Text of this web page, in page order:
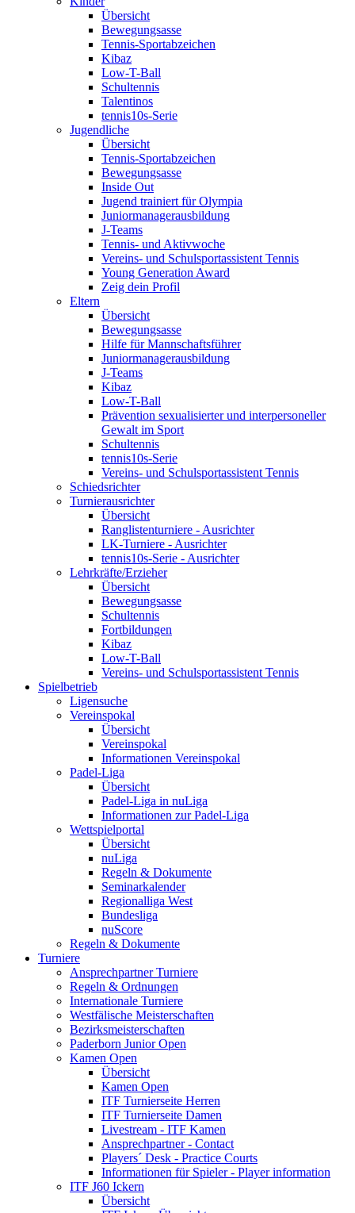
Übersicht
Bewegungsasse
Tennis-Sportabzeichen
Kibaz
Low-T-Ball
Schultennis
Talentinos
tennis10s-Serie
Jugendliche
Übersicht
Tennis-Sportabzeichen
Bewegungsasse
Inside Out
Jugend trainiert für Olympia
Juniormanagerausbildung
J-Teams
Tennis- und Aktivwoche
Vereins- und Schulsportassistent Tennis
Young Generation Award
Zeig dein Profil
Eltern
Übersicht
Bewegungsasse
Hilfe für Mannschaftsführer
Juniormanagerausbildung
J-Teams
Kibaz
Low-T-Ball
Prävention sexualisierter und interpersoneller
Gewalt im Sport
Schultennis
tennis10s-Serie
Vereins- und Schulsportassistent Tennis
Schiedsrichter
Turnierausrichter
Übersicht
Ranglistenturniere - Ausrichter
LK-Turniere - Ausrichter
tennis10s-Serie - Ausrichter
Lehrkräfte/Erzieher
Übersicht
Bewegungsasse
Schultennis
Fortbildungen
Kibaz
Low-T-Ball
Vereins- und Schulsportassistent Tennis
Spielbetrieb
Ligensuche
Vereinspokal
Übersicht
Vereinspokal
Informationen Vereinspokal
Padel-Liga
Übersicht
Padel-Liga in nuLiga
Informationen zur Padel-Liga
Wettspielportal
Übersicht
nuLiga
Regeln & Dokumente
Seminarkalender
Regionalliga West
Bundesliga
nuScore
Regeln & Dokumente
Turniere
Ansprechpartner Turniere
Regeln & Ordnungen
Internationale Turniere
Westfälische Meisterschaften
Bezirksmeisterschaften
Paderborn Junior Open
Kamen Open
Übersicht
Kamen Open
ITF Turnierseite Herren
ITF Turnierseite Damen
Livestream - ITF Kamen
Ansprechpartner - Contact
Players´ Desk - Practice Courts
Informationen für Spieler - Player information
ITF J60 Ickern
Übersicht